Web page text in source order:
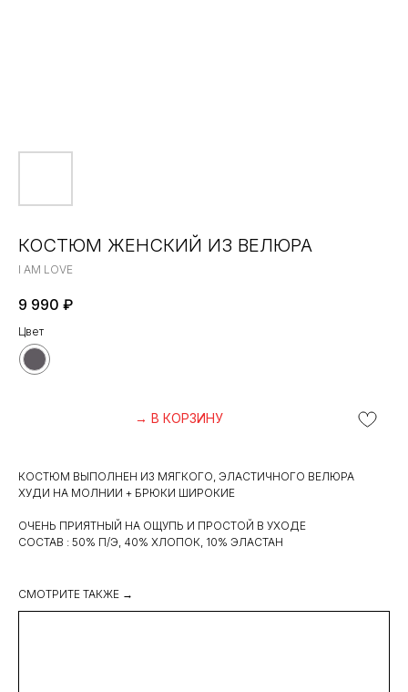
КОСТЮМ ЖЕНСКИЙ ИЗ ВЕЛЮРА
I AM LOVE
9 990 ₽
Цвет
→ В КОРЗИНУ
КОСТЮМ ВЫПОЛНЕН ИЗ МЯГКОГО, ЭЛАСТИЧНОГО ВЕЛЮРА
ХУДИ НА МОЛНИИ + БРЮКИ ШИРОКИЕ
ОЧЕНЬ ПРИЯТНЫЙ НА ОЩУПЬ И ПРОСТОЙ В УХОДЕ
СОСТАВ : 50% П/Э, 40% ХЛОПОК, 10% ЭЛАСТАН
СМОТРИТЕ ТАКЖЕ →